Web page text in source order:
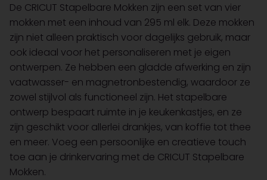
De CRICUT Stapelbare Mokken zijn een set van vier
mokken met een inhoud van 295 ml elk. Deze mokken
zijn niet alleen praktisch voor dagelijks gebruik, maar
ook ideaal voor het personaliseren met je eigen
ontwerpen. Ze hebben een gladde afwerking en zijn
vaatwasser- en magnetronbestendig, waardoor ze
zowel stijlvol als functioneel zijn. Het stapelbare
ontwerp bespaart ruimte in je keukenkastjes, en ze
zijn geschikt voor allerlei drankjes, van koffie tot thee
en meer. Voeg een persoonlijke en creatieve touch
toe aan je drinkervaring met de CRICUT Stapelbare
Mokken.